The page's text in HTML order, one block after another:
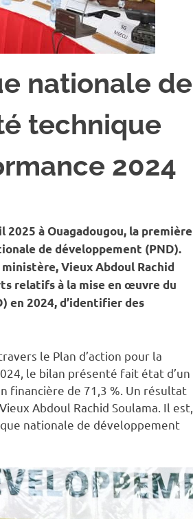
nationale de
technique
2024
2025 à Ouagadougou, la première
de développement (PND).
Vieux Abdoul Rachid
relatifs à la mise en œuvre du
en 2024, d’identifier des
le Plan d’action pour la
le bilan présenté fait état d’un
financière de 71,3 %. Un résultat
Abdoul Rachid Soulama. Il est,
nationale de développement